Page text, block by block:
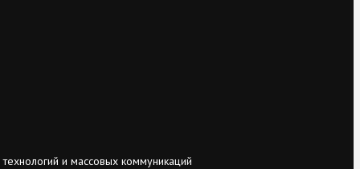
и массовых коммуникаций